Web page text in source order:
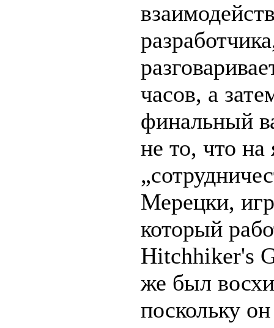
часов, а
финальный
не то, что
Мерецки,
который
Hitchhiker's
же был
поскольку